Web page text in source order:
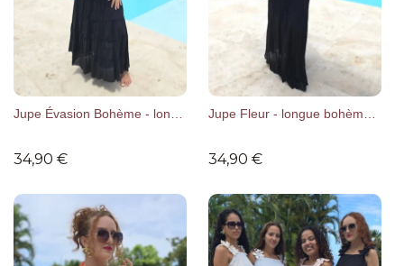
Jupe Évasion Bohème - longue fluide coton
34,90 €
Jupe Fleur - longue bohème
34,90 €